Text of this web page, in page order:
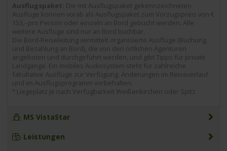
Ausflugspaket: Die mit Ausflugspaket gekennzeichneten
Ausflüge können vorab als Ausflugspaket zum Vorzugspreis von €
153,- pro Person oder einzeln an Bord gebucht werden. Alle
weitere Ausflüge sind nur an Bord buchbar.
Die Bord-Reiseleitung vermittelt organisierte Ausflüge (Buchung
und Bezahlung an Bord), die von den örtlichen Agenturen
angeboten und durchgeführt werden, und gibt Tipps für private
Landgänge. Ein mobiles Audiosystem steht für zahlreiche
fakultative Ausflüge zur Verfügung. Änderungen im Reiseverlauf
und im Ausflugsprogramm vorbehalten.
° Liegeplatz je nach Verfügbarkeit Weißenkirchen oder Spitz
MS VistaStar
Leistungen